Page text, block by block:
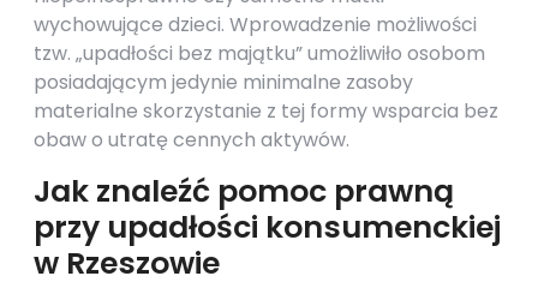
wychowujące dzieci. Wprowadzenie możliwości
tzw. „upadłości bez majątku” umożliwiło osobom
posiadającym jedynie minimalne zasoby
materialne skorzystanie z tej formy wsparcia bez
obaw o utratę cennych aktywów.
Jak znaleźć pomoc prawną
przy upadłości konsumenckiej
w Rzeszowie